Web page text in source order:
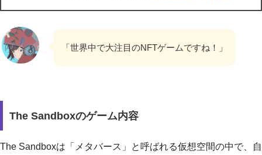
「世界中で大注目のNFTゲームですね！」
The Sandboxのゲーム内容
The Sandboxは「メタバース」と呼ばれる仮想空間の中で、自